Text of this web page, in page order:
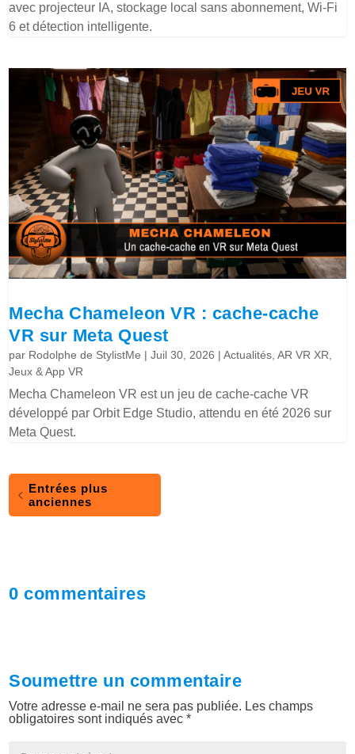
avec projecteur IA, stockage local sans abonnement, Wi-Fi
6 et détection intelligente.
Mecha Chameleon VR : cache-cache
VR sur Meta Quest
par Rodolphe de StylistMe |Juil 30, 2026 |Actualités,AR VR XR,
Jeux & App VR
Mecha Chameleon VR est un jeu de cache-cache VR
développé par Orbit Edge Studio, attendu en été 2026 sur
Meta Quest.
Entrées plus
anciennes
0 commentaires
Soumettre un commentaire
Votre adresse e-mail ne sera pas publiée. Les champs
obligatoires sont indiqués avec*